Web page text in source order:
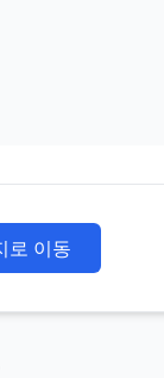
로 이동